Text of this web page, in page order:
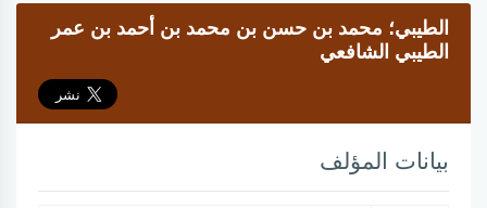
الطيبي؛ محمد بن حسن بن محمد بن أحمد بن عمر
الطيبي الشافعي
بيانات المؤلف